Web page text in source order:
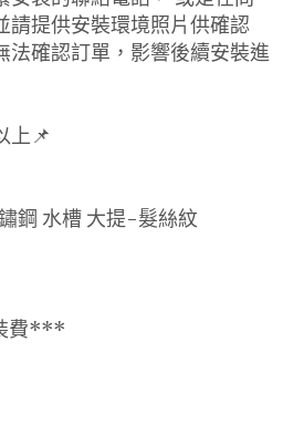
請提供安裝環境照片供確認
法確認訂單，影響後續安裝進
上📌
鋼 水槽 大提-髮絲紋
費***